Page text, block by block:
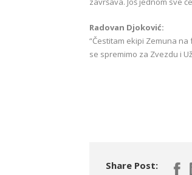
Radovan Djoković:
“Čestitam ekipi Zemuna
se spremimo za Zvezdu i
Share Post: